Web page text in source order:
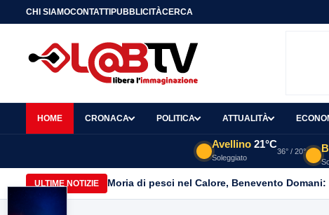
CHI SIAMOCONTATTIPUBBLICITÀCERCA
HOME CRONACA POLITICA ATTUALITÀ
Avellino 21°C
Soleggiato
36° / 20°
ULTIME NOTIZIE Moria di pesci nel Calore, Benevento